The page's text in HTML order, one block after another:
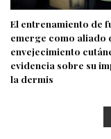
El entrenamiento de
emerge como aliado
envejecimiento
evidencia sobre su
la dermis